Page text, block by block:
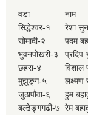
वडा नाम
सिद्धेश्वर-१
रेशा
सोमादी-२
पदम
भुवनपोखरी-३
प्रदिप
छहरा-४
विशाल
मुझुङ्ग-५
लक्ष्मण
जुठापौवा-६
हुम
बल्ढेङ्गगढी-७ रेम